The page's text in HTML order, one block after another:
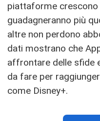
piattaforme crescono
guadagneranno più
altre non perdono
dati mostrano che
affrontare delle sfide
da fare per
come Disney+.